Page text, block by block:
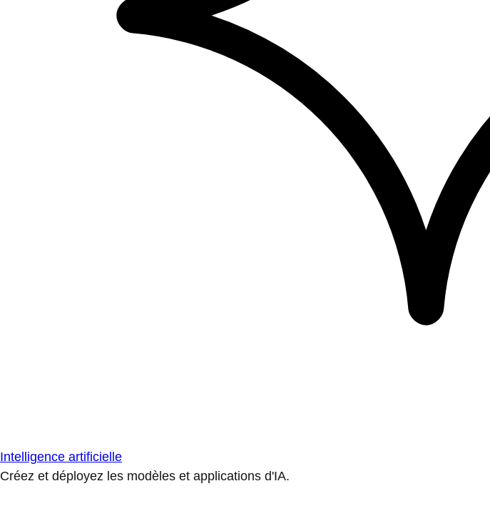
Intelligence artificielle
Créez et déployez les modèles et applications d'IA.